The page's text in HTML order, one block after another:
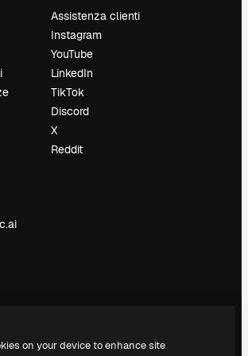
Assistenza clienti
Instagram
YouTube
LinkedIn
TikTok
Discord
X
Reddit
on your device to enhance site